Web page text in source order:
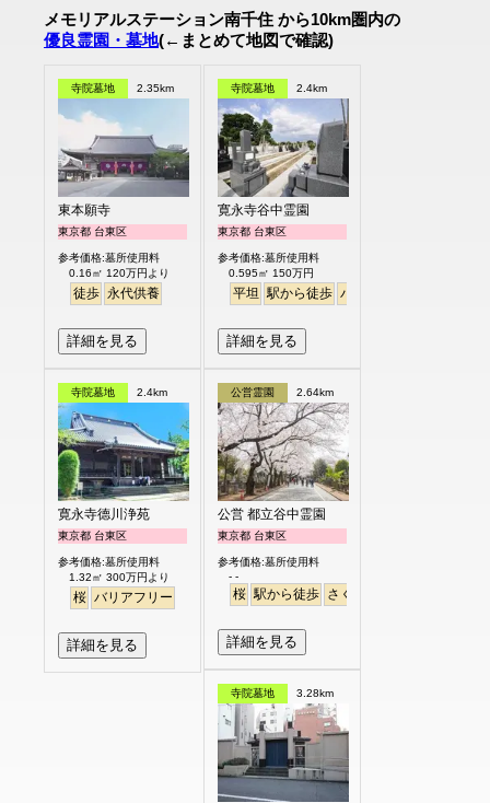
メモリアルステーション南千住 から10km圏内の
優良霊園・墓地(←まとめて地図で確認)
寺院墓地 2.35km
東本願寺
東京都 台東区
参考価格:墓所使用料
0.16㎡ 120万円より
徒歩 永代供養
詳細を見る
寺院墓地 2.4km
寛永寺谷中霊園
東京都 台東区
参考価格:墓所使用料
0.595㎡ 150万円
平坦 駅から徒歩 バリアフリー
詳細を見る
寺院墓地 2.4km
寛永寺德川浄苑
東京都 台東区
参考価格:墓所使用料
1.32㎡ 300万円より
桜 バリアフリー
詳細を見る
公営霊園 2.64km
公営 都立谷中霊園
東京都 台東区
参考価格:墓所使用料
- -
桜 駅から徒歩 さくら
詳細を見る
寺院墓地 3.28km